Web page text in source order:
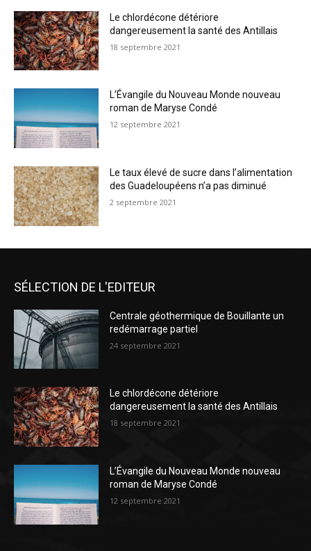
Le chlordécone détériore
dangereusement la santé des Antillais
18 septembre 2021
L’Évangile du Nouveau Monde nouveau
roman de Maryse Condé
12 septembre 2021
Le taux élevé de sucre dans l’alimentation
des Guadeloupéens n’a pas diminué
2 septembre 2021
SÉLECTION DE L'EDITEUR
Centrale géothermique de Bouillante un
redémarrage partiel
24 septembre 2021
Le chlordécone détériore
dangereusement la santé des Antillais
18 septembre 2021
L’Évangile du Nouveau Monde nouveau
roman de Maryse Condé
12 septembre 2021